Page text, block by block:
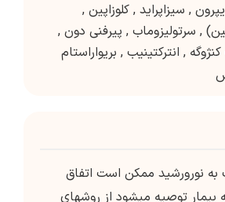
, سیزاپراید , کلوزاپین ,
, سرتولیزوماب , پیرفنی دون ,
, انترکتینیب , بریواراستام
نورورشید ممکن است اتفاق
بیمار توصیه می­شود از روش­های